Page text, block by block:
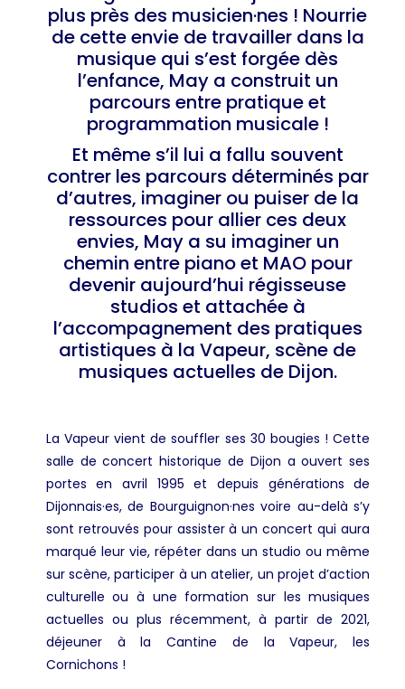
plus près des musicien·nes ! Nourrie
de cette envie de travailler dans la
musique qui s’est forgée dès
l’enfance, May a construit un
parcours entre pratique et
programmation musicale !
Et même s’il lui a fallu souvent
contrer les parcours déterminés par
d’autres, imaginer ou puiser de la
ressources pour allier ces deux
envies, May a su imaginer un
chemin entre piano et MAO pour
devenir aujourd’hui régisseuse
studios et attachée à
l’accompagnement des pratiques
artistiques à la Vapeur, scène de
musiques actuelles de Dijon.
La Vapeur vient de souffler ses 30 bougies ! Cette
salle de concert historique de Dijon a ouvert ses
portes en avril 1995 et depuis générations de
Dijonnais·es, de Bourguignon·nes voire au-delà s’y
sont retrouvés pour assister à un concert qui aura
marqué leur vie, répéter dans un studio ou même
sur scène, participer à un atelier, un projet d’action
culturelle ou à une formation sur les musiques
actuelles ou plus récemment, à partir de 2021,
déjeuner à la Cantine de la Vapeur, les
Cornichons !